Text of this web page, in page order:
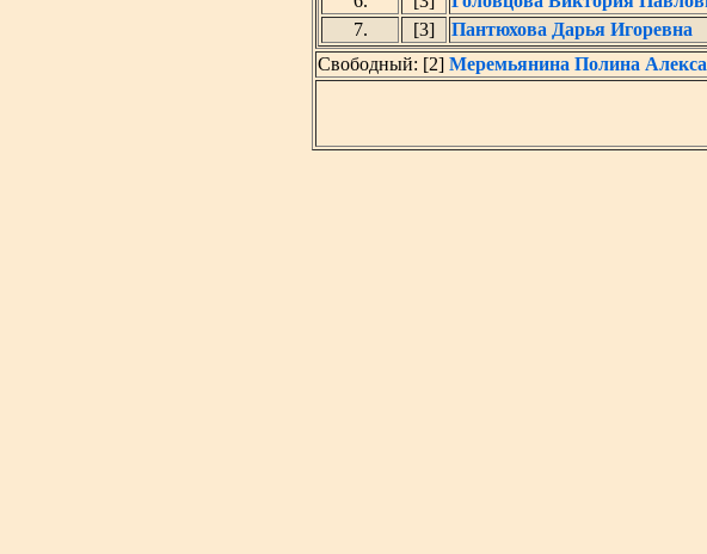
7.
[3] Пантюхова Дарья Игоревна
Свободный: [2] Меремьянина Полина